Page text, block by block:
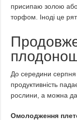
присипаю золою
торфом. Іноді це
До середини серпня
продуктивність
рослини, а можна
Омолодження